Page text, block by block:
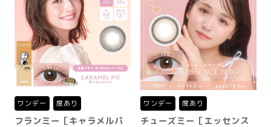
ワンデー 度あり
フランミー［キャラメルパ
ワンデー 度あり
チューズミー［エッセンス